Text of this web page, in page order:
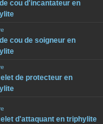
cou d'incantateur en
cou de soigneur en
de protecteur en
d'attaquant en triphylite